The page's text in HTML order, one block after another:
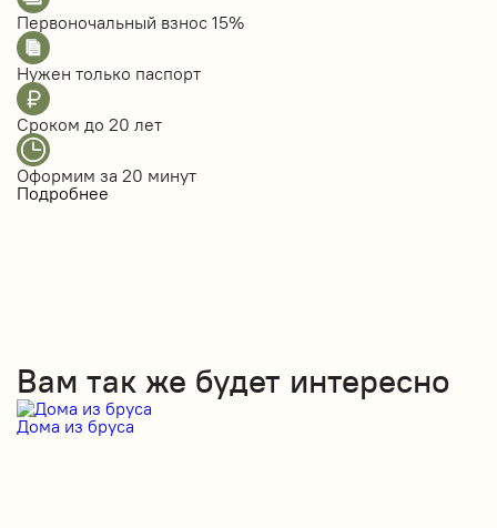
Первоночальный взнос 15%
Нужен только паспорт
Сроком до 20 лет
Оформим за 20 минут
Подробнее
Вам так же будет интересно
Дома из бруса